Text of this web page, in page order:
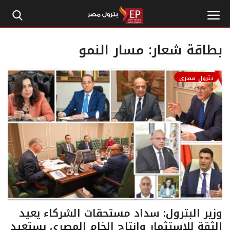
الرئيسية
إتصل بنا
بترول
أخبار مصر
اقتصاد وأموال
طاقة
بطاقة شعار: مسار النمو
بترول مصري
وزير البترول: سداد مستحقات الشركاء يعيد